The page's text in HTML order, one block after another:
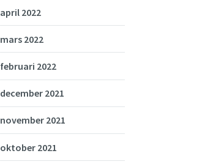
april 2022
mars 2022
februari 2022
december 2021
november 2021
oktober 2021